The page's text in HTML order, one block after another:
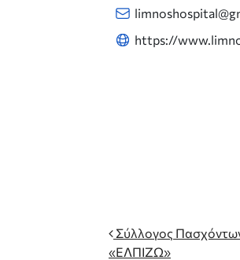
https://
Πλοήγηση
Σύλλογος
«ΕΛΠΙΖΩ»